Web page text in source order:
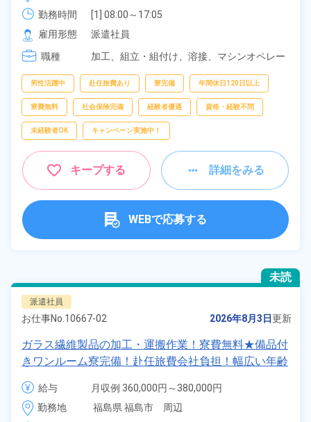
勤務時間
[1] 08:00～17:05
[2] 20:00～05:05
[3] 11:00～20:05
[4] 23:00～08:05
雇用形態
派遣社員
職種
加工、 組立・組付け、 溶接、 マシンオペレー
男性活躍中 赴任旅費あり 寮完備 年間休日120日以上
寮費無料 社会保険完備 経験者優遇 資格・経験不問
未経験者OK キャンペーン実施中！
キープする 詳細をみる
WEBで応募する
未読
派遣社員
お仕事No. 10667-02 2026年8月3日更新
ガラス繊維製品の加工・運搬作業！寮費無料★備品付
きワンルーム寮完備！赴任旅費会社負担！幅広い年齢
の男性活躍中★正社員登用制度あり！日払い制度あ
り！《福島県福島市》
給与
月収例 360,000円～380,000円
時給 1,625円～1,625円
勤務地
福島県 福島市　周辺